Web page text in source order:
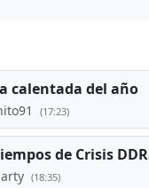
calentada del año
(17:23)
(18:35)